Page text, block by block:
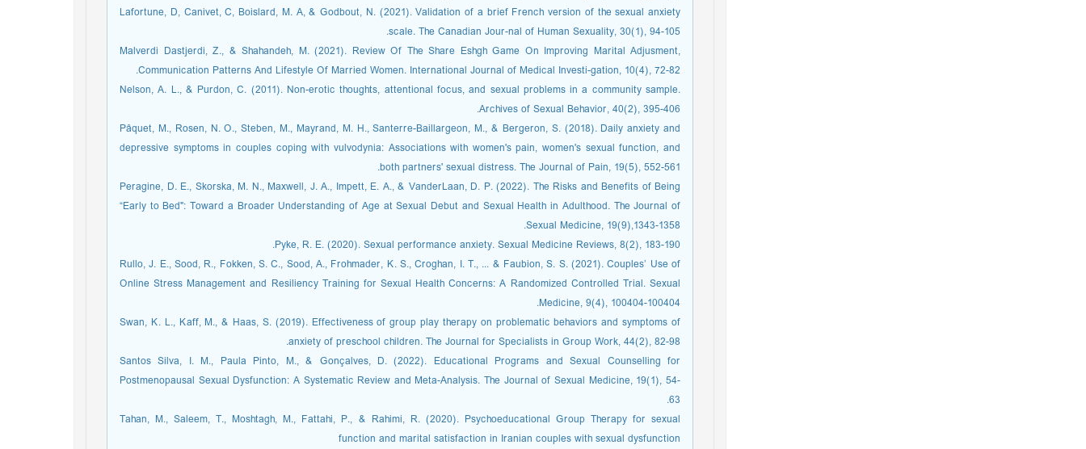
Lafortune, D, Canivet, C, Boislard, M. A, & Godbout, N. (2021). Validation of a brief French version of the sexual anxiety
scale. The Canadian Jour-nal of Human Sexuality, 30(1), 94-105.
Malverdi Dastjerdi, Z., & Shahandeh, M. (2021). Review Of The Share Eshgh Game On Improving Marital Adjusment,
Communication Patterns And Lifestyle Of Married Women. International Journal of Medical Investi-gation, 10(4), 72-82.
Nelson, A. L., & Purdon, C. (2011). Non-erotic thoughts, attentional focus, and sexual problems in a community sample.
Archives of Sexual Behavior, 40(2), 395-406.
Pâquet, M., Rosen, N. O., Steben, M., Mayrand, M. H., Santerre-Baillargeon, M., & Bergeron, S. (2018). Daily anxiety and
depressive symptoms in couples coping with vulvodynia: Associations with women's pain, women's sexual function, and
both partners' sexual distress. The Journal of Pain, 19(5), 552-561.
Peragine, D. E., Skorska, M. N., Maxwell, J. A., Impett, E. A., & VanderLaan, D. P. (2022). The Risks and Benefits of Being
“Early to Bed": Toward a Broader Understanding of Age at Sexual Debut and Sexual Health in Adulthood. The Journal of
Sexual Medicine, 19(9),1343-1358.
Pyke, R. E. (2020). Sexual performance anxiety. Sexual Medicine Reviews, 8(2), 183-190.
Rullo, J. E., Sood, R., Fokken, S. C., Sood, A., Frohmader, K. S., Croghan, I. T., ... & Faubion, S. S. (2021). Couples’ Use of
Online Stress Management and Resiliency Training for Sexual Health Concerns: A Randomized Controlled Trial. Sexual
Medicine, 9(4), 100404-100404.
Swan, K. L., Kaff, M., & Haas, S. (2019). Effectiveness of group play therapy on problematic behaviors and symptoms of
anxiety of preschool children. The Journal for Specialists in Group Work, 44(2), 82-98.
Santos Silva, I. M., Paula Pinto, M., & Gonçalves, D. (2022). Educational Programs and Sexual Counselling for
Postmenopausal Sexual Dysfunction: A Systematic Review and Meta-Analysis. The Journal of Sexual Medicine, 19(1), 54-
63.
Tahan, M., Saleem, T., Moshtagh, M., Fattahi, P., & Rahimi, R. (2020). Psychoeducational Group Therapy for sexual
function and marital satisfaction in Iranian couples with sexual dysfunction